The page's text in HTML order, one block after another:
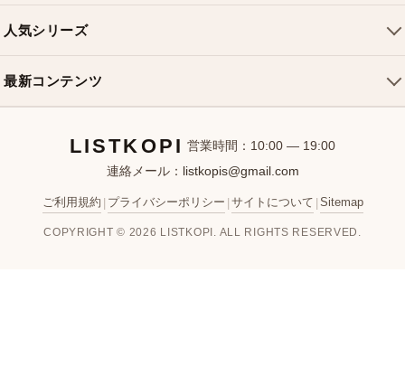
返品・交換
お問い合わせ
クロスボディバッグ
ミニバッグ
バケットバッグ
シャネルバッグ
ディオールバッグ
人気シリーズ
最新コンテンツ
新着アイテム
ブランドカテゴリ
お客様レビュー
LISTKOPI 営業時間：10:00 — 19:00
連絡メール： listkopis@gmail.com
ご利用規約 | プライバシーポリシー | サイトについて | Sitemap
COPYRIGHT © 2026 LISTKOPI. ALL RIGHTS RESERVED.